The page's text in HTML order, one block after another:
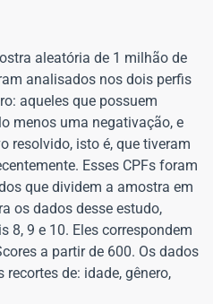
aleatória de 1 milhão de
analisados nos dois perfis
aqueles que possuem
menos uma negativação, e
resolvido, isto é, que tiveram
Esses CPFs foram
que dividem a amostra em
os dados desse estudo,
8, 9 e 10. Eles correspondem
a partir de 600. Os dados
de: idade, gênero,